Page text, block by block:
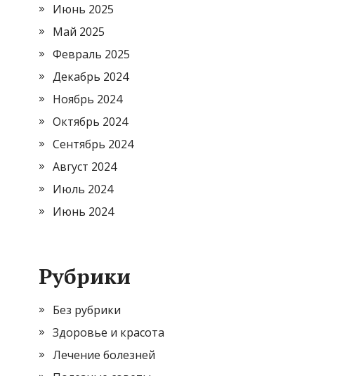
Июнь 2025
Май 2025
Февраль 2025
Декабрь 2024
Ноябрь 2024
Октябрь 2024
Сентябрь 2024
Август 2024
Июль 2024
Июнь 2024
Рубрики
Без рубрики
Здоровье и красота
Лечение болезней